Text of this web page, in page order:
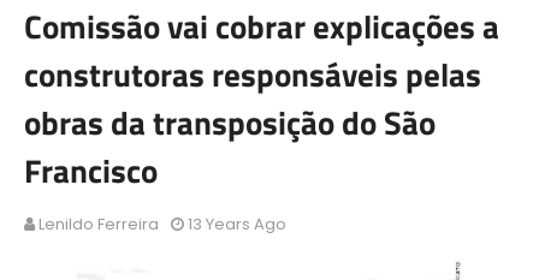
Comissão vai cobrar explicações a
construtoras responsáveis pelas
obras da transposição do São
Francisco
Lenildo Ferreira 13 Years Ago